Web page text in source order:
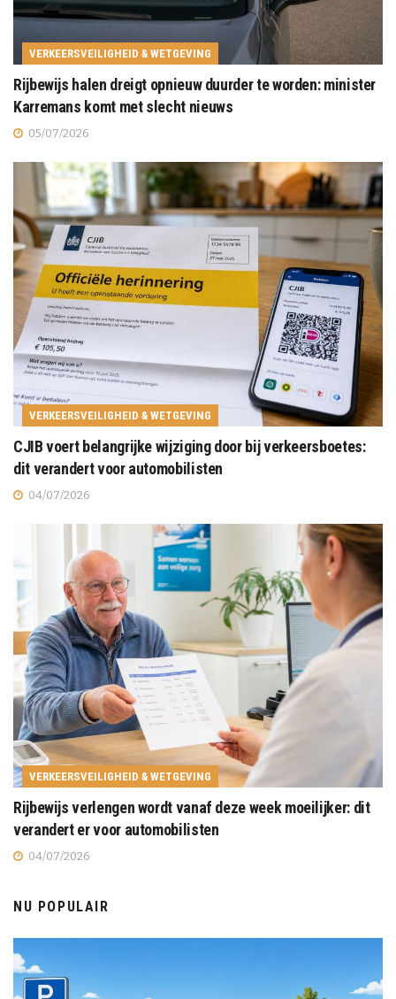
VERKEERSVEILIGHEID & WETGEVING
Rijbewijs halen dreigt opnieuw duurder te worden: minister
Karremans komt met slecht nieuws
05/07/2026
VERKEERSVEILIGHEID & WETGEVING
CJIB voert belangrijke wijziging door bij verkeersboetes:
dit verandert voor automobilisten
04/07/2026
VERKEERSVEILIGHEID & WETGEVING
Rijbewijs verlengen wordt vanaf deze week moeilijker: dit
verandert er voor automobilisten
04/07/2026
NU POPULAIR